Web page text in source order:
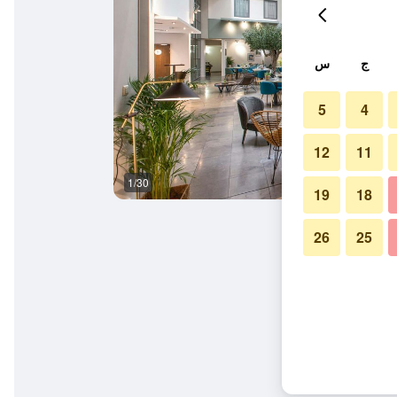
1/30
ج س
4
5
11
12
18
19
25
26